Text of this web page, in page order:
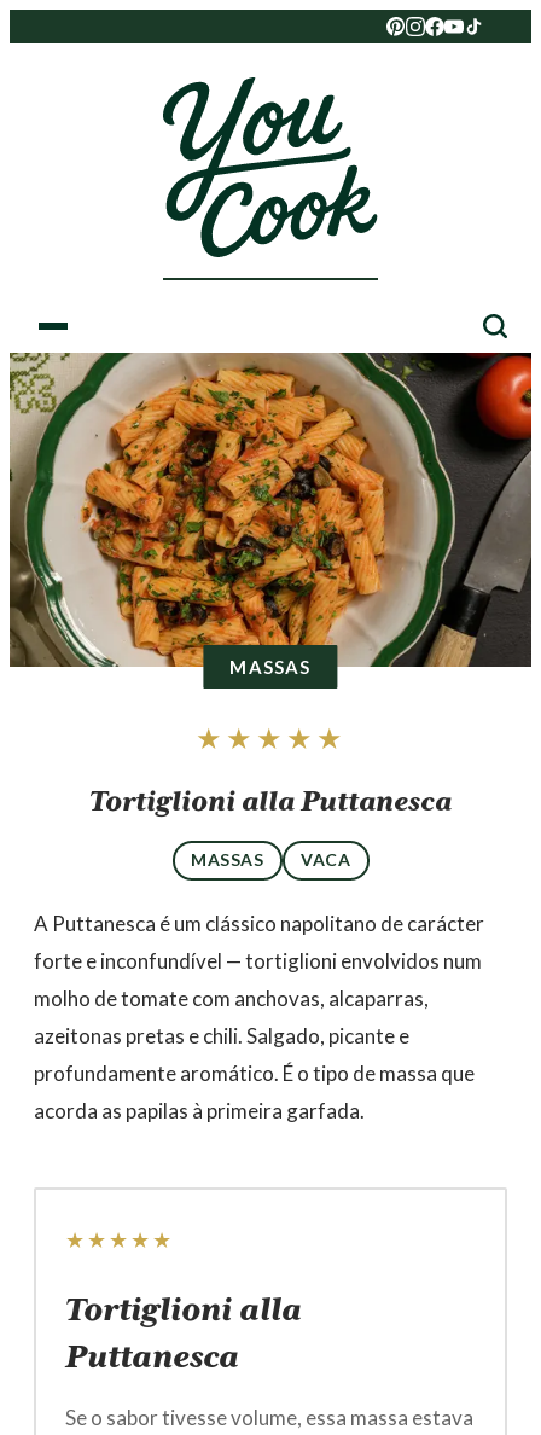
MASSAS
★★★★★
Tortiglioni alla Puttanesca
MASSAS VACA
A Puttanesca é um clássico napolitano de carácter
forte e inconfundível — tortiglioni envolvidos num
molho de tomate com anchovas, alcaparras,
azeitonas pretas e chili. Salgado, picante e
profundamente aromático. É o tipo de massa que
acorda as papilas à primeira garfada.
★★★★★
Tortiglioni alla
Puttanesca
Se o sabor tivesse volume, essa massa estava